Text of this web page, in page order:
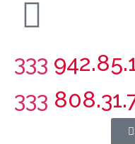
333
333